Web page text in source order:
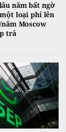
năm bất ngờ
loại phí lên
Moscow
trả